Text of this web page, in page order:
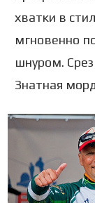
хватки в
мгновенно
шнуром.
Знатная